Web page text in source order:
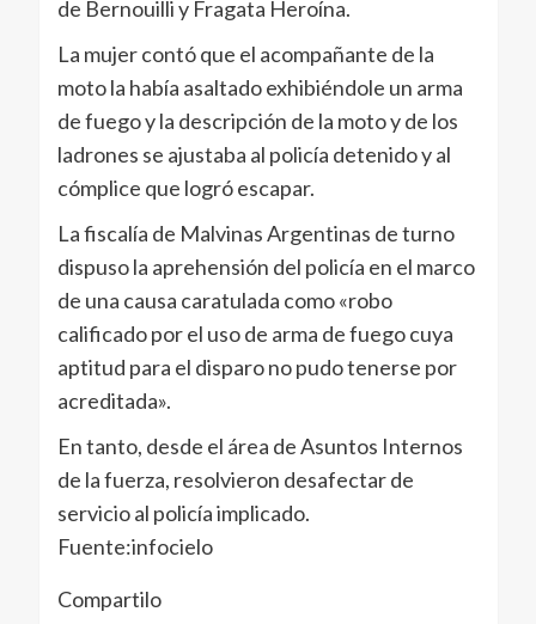
de Bernouilli y Fragata Heroína.
La mujer contó que el acompañante de la
moto la había asaltado exhibiéndole un arma
de fuego y la descripción de la moto y de los
ladrones se ajustaba al policía detenido y al
cómplice que logró escapar.
La fiscalía de Malvinas Argentinas de turno
dispuso la aprehensión del policía en el marco
de una causa caratulada como «robo
calificado por el uso de arma de fuego cuya
aptitud para el disparo no pudo tenerse por
acreditada».
En tanto, desde el área de Asuntos Internos
de la fuerza, resolvieron desafectar de
servicio al policía implicado.
Fuente:infocielo
Compartilo